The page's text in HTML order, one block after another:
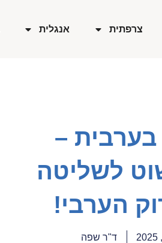
צרפתית אנגלית
בערבית –
לשליטה
הערבי!
ד"ר שפה